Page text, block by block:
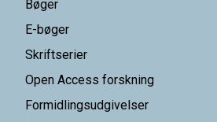
Bøger
E-bøger
Skriftserier
Open Access forskning
Formidlingsudgivelser